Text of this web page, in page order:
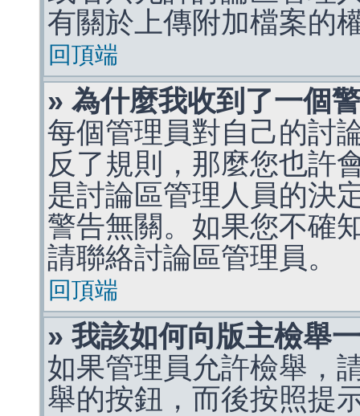
有關於上傳附加檔案的
回頂端
» 為什麼我收到了一個
每個管理員對自己的討
反了規則，那麼您也許
是討論區管理人員的決
警告無關。如果您不確
請聯絡討論區管理員。
回頂端
» 我該如何向版主檢舉
如果管理員允許檢舉，
舉的按鈕，而後按照提